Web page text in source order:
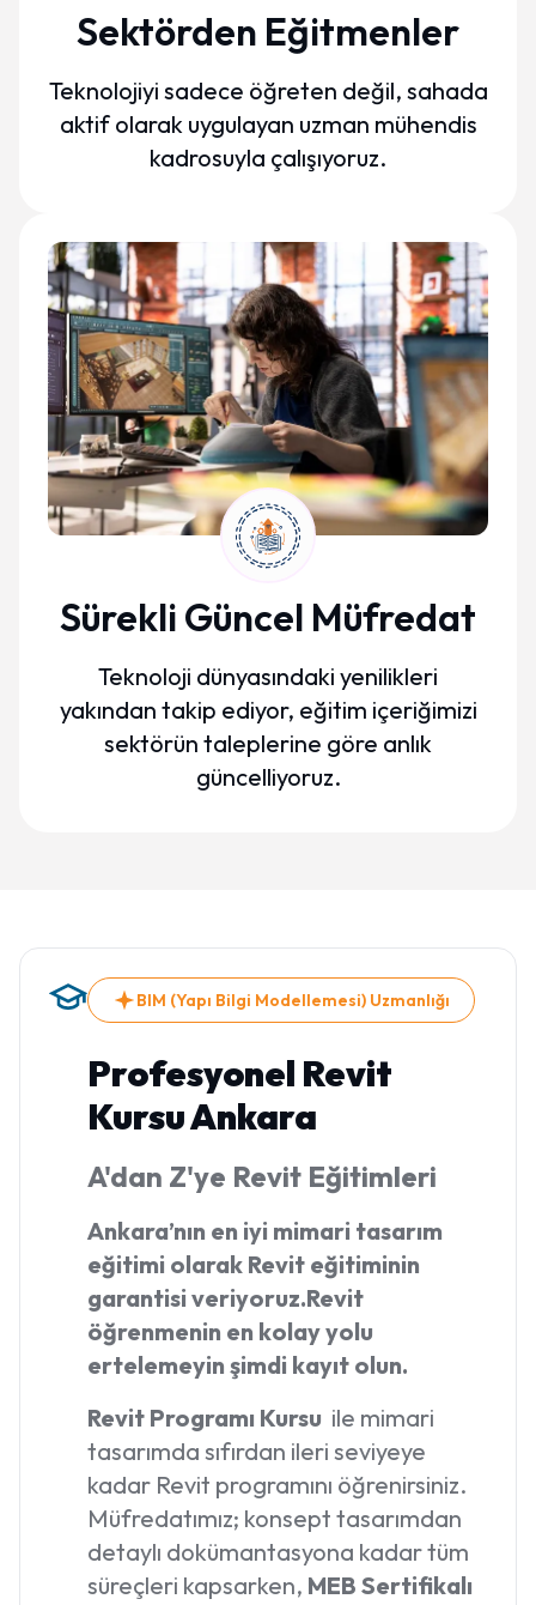
Sektörden Eğitmenler
Teknolojiyi sadece öğreten değil, sahada
aktif olarak uygulayan uzman mühendis
kadrosuyla çalışıyoruz.
Sürekli Güncel Müfredat
Teknoloji dünyasındaki yenilikleri
yakından takip ediyor, eğitim içeriğimizi
sektörün taleplerine göre anlık
güncelliyoruz.
BIM (Yapı Bilgi Modellemesi) Uzmanlığı
Profesyonel Revit
Kursu Ankara
A'dan Z'ye Revit Eğitimleri
Ankara’nın en iyi mimari tasarım
eğitimi olarak Revit eğitiminin
garantisi veriyoruz.Revit
öğrenmenin en kolay yolu
ertelemeyin şimdi kayıt olun.
Revit Programı Kursu ile mimari
tasarımda sıfırdan ileri seviyeye
kadar Revit programını öğrenirsiniz.
Müfredatımız; konsept tasarımdan
detaylı dokümantasyona kadar tüm
süreçleri kapsarken, MEB Sertifikalı